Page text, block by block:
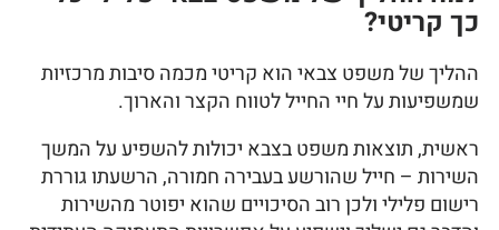
כך קריטי?
ההליך של משפט צבאי הוא קריטי מכמה סיבות מרכזיות
שמשפיעות על חיי החייל לטווח הקצר והארוך.
ראשית, תוצאות משפט בצבא יכולות להשפיע על המשך
השירות – חייל שהורשע בעבירה חמורה, הרשעתו גוררת
רישום פלילי ולכן רוב הסיכויים שהוא יפוטר מהשירות